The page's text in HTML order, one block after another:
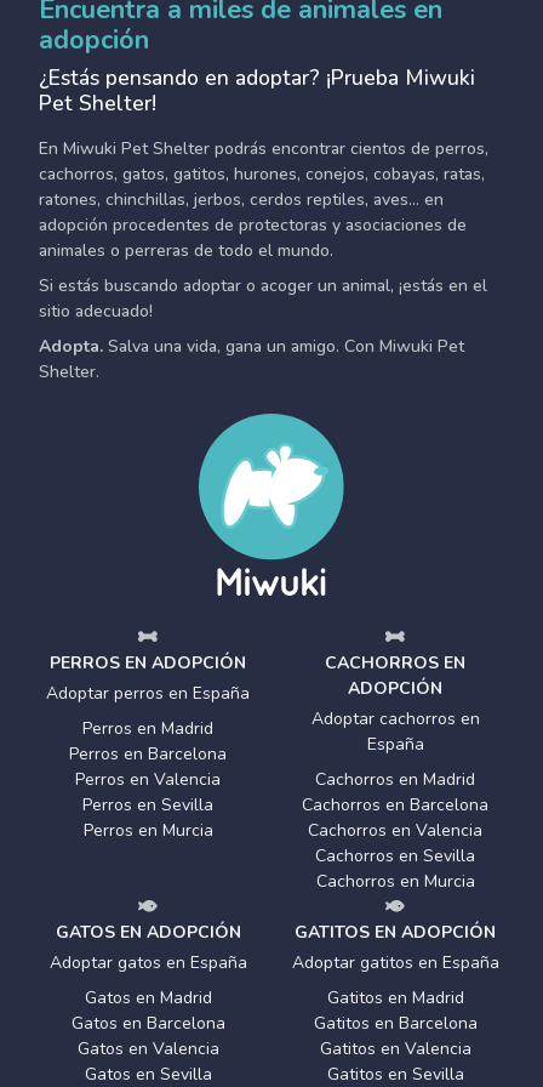
Encuentra a miles de animales en
adopción
¿Estás pensando en adoptar? ¡Prueba Miwuki
Pet Shelter!
En Miwuki Pet Shelter podrás encontrar cientos de perros,
cachorros, gatos, gatitos, hurones, conejos, cobayas, ratas,
ratones, chinchillas, jerbos, cerdos reptiles, aves... en
adopción procedentes de protectoras y asociaciones de
animales o perreras de todo el mundo.
Si estás buscando adoptar o acoger un animal, ¡estás en el
sitio adecuado!
Adopta. Salva una vida, gana un amigo. Con Miwuki Pet
Shelter.
PERROS EN ADOPCIÓN
Adoptar perros en España
Perros en Madrid
Perros en Barcelona
Perros en Valencia
Perros en Sevilla
Perros en Murcia
CACHORROS EN
ADOPCIÓN
Adoptar cachorros en
España
Cachorros en Madrid
Cachorros en Barcelona
Cachorros en Valencia
Cachorros en Sevilla
Cachorros en Murcia
GATOS EN ADOPCIÓN
Adoptar gatos en España
Gatos en Madrid
Gatos en Barcelona
Gatos en Valencia
Gatos en Sevilla
GATITOS EN ADOPCIÓN
Adoptar gatitos en España
Gatitos en Madrid
Gatitos en Barcelona
Gatitos en Valencia
Gatitos en Sevilla